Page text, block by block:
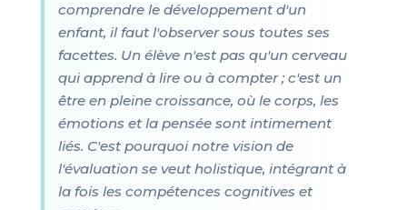
comprendre le développement d'un
enfant, il faut l'observer sous toutes ses
facettes. Un élève n'est pas qu'un cerveau
qui apprend à lire ou à compter ; c'est un
être en pleine croissance, où le corps, les
émotions et la pensée sont intimement
liés. C'est pourquoi notre vision de
l'évaluation se veut holistique, intégrant à
la fois les compétences cognitives et